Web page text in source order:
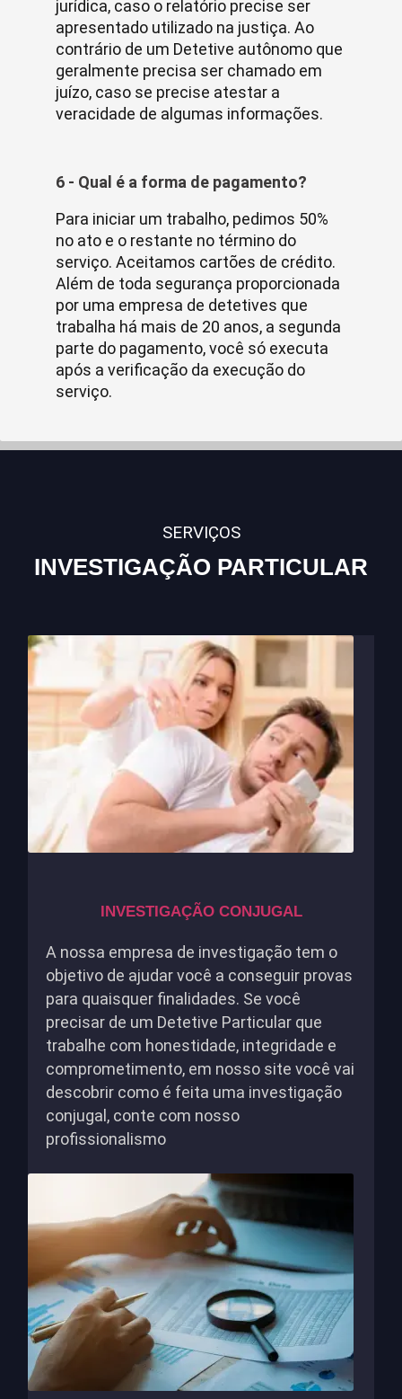
jurídica, caso o relatório precise ser
apresentado utilizado na justiça. Ao
contrário de um Detetive autônomo que
geralmente precisa ser chamado em
juízo, caso se precise atestar a
veracidade de algumas informações.
6 - Qual é a forma de pagamento?
Para iniciar um trabalho, pedimos 50%
no ato e o restante no término do
serviço. Aceitamos cartões de crédito.
Além de toda segurança proporcionada
por uma empresa de detetives que
trabalha há mais de 20 anos, a segunda
parte do pagamento, você só executa
após a verificação da execução do
serviço.
SERVIÇOS
INVESTIGAÇÃO PARTICULAR
INVESTIGAÇÃO CONJUGAL
A nossa empresa de investigação tem o
objetivo de ajudar você a conseguir provas
para quaisquer finalidades. Se você
precisar de um Detetive Particular que
trabalhe com honestidade, integridade e
comprometimento, em nosso site você vai
descobrir como é feita uma investigação
conjugal, conte com nosso
profissionalismo